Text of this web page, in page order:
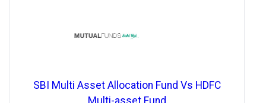
SBI Multi Asset Allocation Fund Vs HDFC